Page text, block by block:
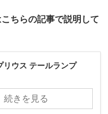
ちらの記事で説明して
リウス テールランプ
続きを見る